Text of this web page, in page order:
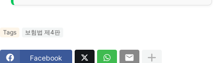
Tags 보험법 제4판
Facebook